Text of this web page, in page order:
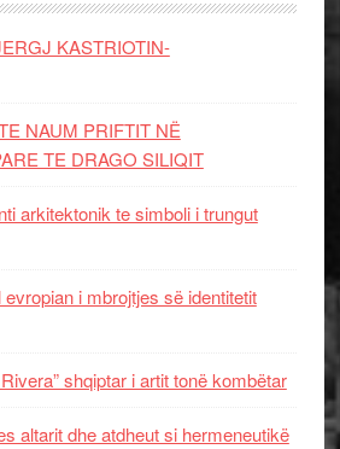
KASTRIOTIN-
NAUM PRIFTIT NË
TE DRAGO SILIQIT
arkitektonik te simboli i trungut
i mbrojtjes së identitetit
shqiptar i artit tonë kombëtar
altarit dhe atdheut si hermeneutikë